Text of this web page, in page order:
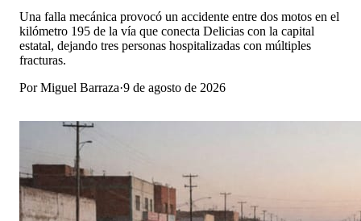
Una falla mecánica provocó un accidente entre dos motos en el
kilómetro 195 de la vía que conecta Delicias con la capital
estatal, dejando tres personas hospitalizadas con múltiples
fracturas.
PorMiguel Barraza·9 de agosto de 2026